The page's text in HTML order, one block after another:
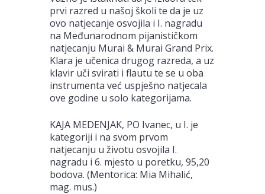
prvi razred u našoj školi te da je uz
ovo natjecanje osvojila i I. nagradu
na Međunarodnom pijanističkom
natjecanju Murai & Murai Grand Prix.
Klara je učenica drugog razreda, a uz
klavir uči svirati i flautu te se u oba
instrumenta već uspješno natjecala
ove godine u solo kategorijama.
KAJA MEDENJAK, PO Ivanec, u I. je
kategoriji i na svom prvom
natjecanju u životu osvojila I.
nagradu i 6. mjesto u poretku, 95,20
bodova. (Mentorica: Mia Mihalić,
mag. mus.)